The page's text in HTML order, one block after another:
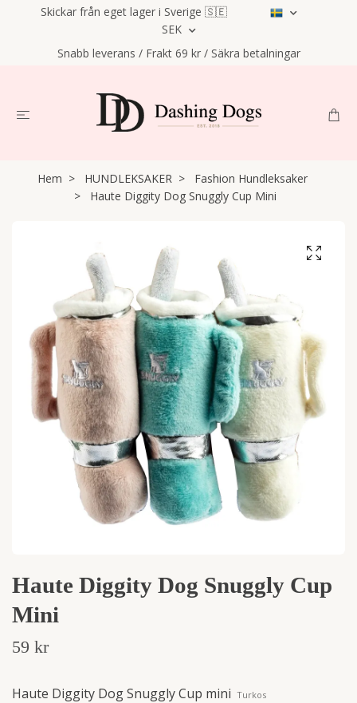
Skickar från eget lager i Sverige 🇸🇪
SEK
Snabb leverans / Frakt 69 kr / Säkra betalningar
Hem HUNDLEKSAKER
Fashion Hundleksaker
Haute Diggity Dog Snuggly Cup Mini
Haute Diggity Dog Snuggly Cup
Mini
59 kr
Haute Diggity Dog Snuggly Cup mini Turkos